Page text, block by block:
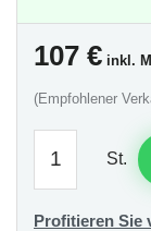
107 € inkl.
(Empfohlener
St.
Profitieren Sie